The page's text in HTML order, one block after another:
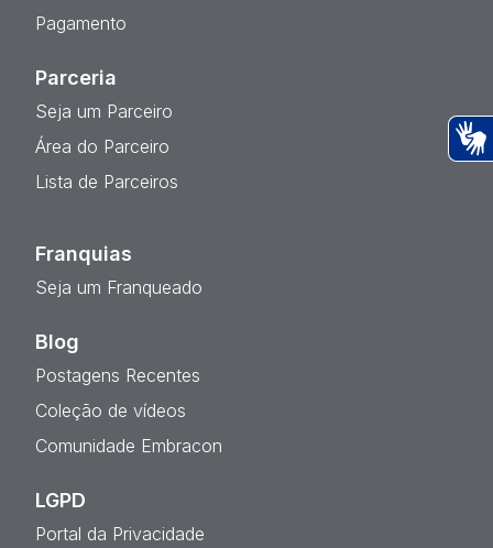
Pagamento
Parceria
Seja um Parceiro
Área do Parceiro
Lista de Parceiros
Franquias
Seja um Franqueado
Blog
Postagens Recentes
Coleção de vídeos
Comunidade Embracon
LGPD
Portal da Privacidade